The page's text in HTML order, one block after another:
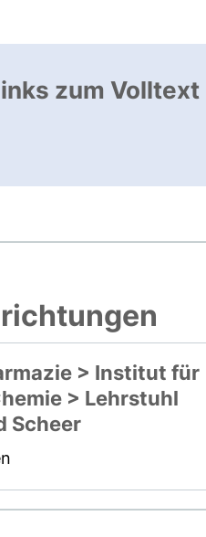
zum Volltext
> Institut für
> Lehrstuhl
Scheer